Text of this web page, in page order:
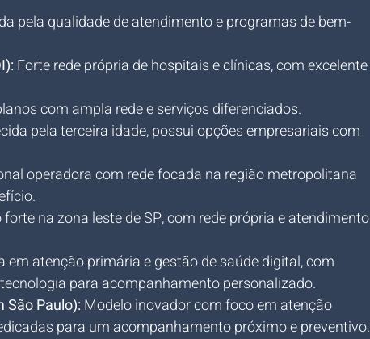
pela qualidade de atendimento e programas de bem-
Forte rede própria de hospitais e clínicas, com excelente
com ampla rede e serviços diferenciados.
pela terceira idade, possui opções empresariais com
operadora com rede focada na região metropolitana
na zona leste de SP, com rede própria e atendimento
em atenção primária e gestão de saúde digital, com
para acompanhamento personalizado.
Paulo): Modelo inovador com foco em atenção
para um acompanhamento próximo e preventivo.